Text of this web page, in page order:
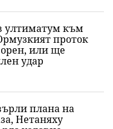
ултиматум към
проток
или ще
удар
плана на
Нетаняху